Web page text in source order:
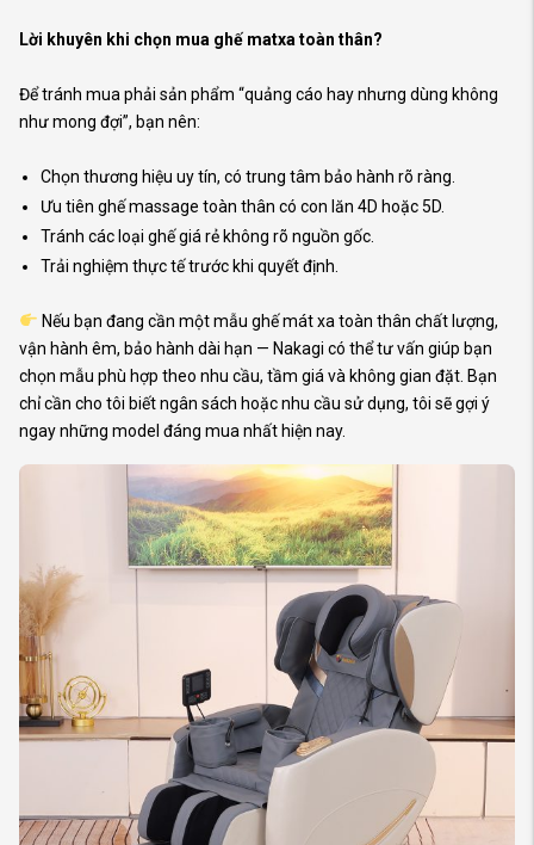
Lời khuyên khi chọn mua ghế matxa toàn thân?
Để tránh mua phải sản phẩm “quảng cáo hay nhưng dùng không
như mong đợi”, bạn nên:
Chọn thương hiệu uy tín, có trung tâm bảo hành rõ ràng.
Ưu tiên ghế massage toàn thân có con lăn 4D hoặc 5D.
Tránh các loại ghế giá rẻ không rõ nguồn gốc.
Trải nghiệm thực tế trước khi quyết định.
Nếu bạn đang cần một mẫu ghế mát xa toàn thân chất lượng,
vận hành êm, bảo hành dài hạn — Nakagi có thể tư vấn giúp bạn
chọn mẫu phù hợp theo nhu cầu, tầm giá và không gian đặt. Bạn
chỉ cần cho tôi biết ngân sách hoặc nhu cầu sử dụng, tôi sẽ gợi ý
ngay những model đáng mua nhất hiện nay.